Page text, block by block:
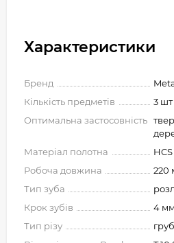
Характеристики
Бренд
Кількість предметів
3 шт
Оптимальна застосовність
Матеріал полотна
HCS
Робоча довжина
220
Тип зуба
Крок зубів
4 мм
Тип різу